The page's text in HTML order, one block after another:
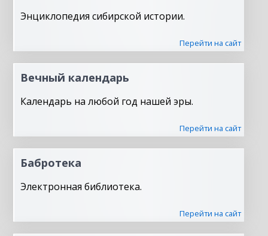
Энциклопедия сибирской истории.
Перейти на сайт
Вечный календарь
Календарь на любой год нашей эры.
Перейти на сайт
Бабротека
Электронная библиотека.
Перейти на сайт